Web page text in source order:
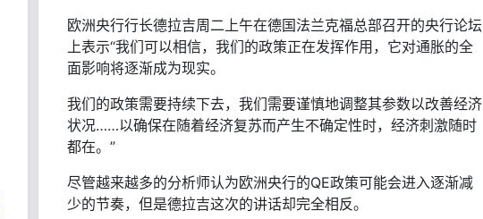
欧洲央行行长德拉吉周二上午在德国法兰克福总部召开的央行论坛
上表示“我们可以相信，我们的政策正在发挥作用，它对通胀的全
面影响将逐渐成为现实。
我们的政策需要持续下去，我们需要谨慎地调整其参数以改善经济
状况……以确保在随着经济复苏而产生不确定性时，经济刺激随时
都在。”
尽管越来越多的分析师认为欧洲央行的QE政策可能会进入逐渐减
少的节奏，但是德拉吉这次的讲话却完全相反。